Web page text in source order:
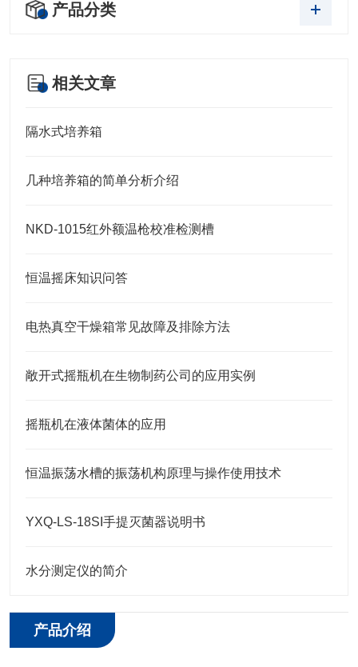
产品分类
相关文章
隔水式培养箱
几种培养箱的简单分析介绍
NKD-1015红外额温枪校准检测槽
恒温摇床知识问答
电热真空干燥箱常见故障及排除方法
敞开式摇瓶机在生物制药公司的应用实例
摇瓶机在液体菌体的应用
恒温振荡水槽的振荡机构原理与操作使用技术
YXQ-LS-18SI手提灭菌器说明书
水分测定仪的简介
产品介绍